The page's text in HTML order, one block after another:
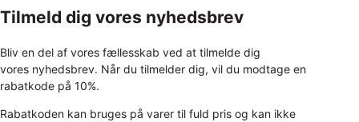
Tilmeld dig vores nyhedsbrev
Bliv en del af vores fællesskab ved at tilmelde dig
vores nyhedsbrev. Når du tilmelder dig, vil du modtage en
rabatkode på 10%.
Rabatkoden kan bruges på varer til fuld pris og kan ikke